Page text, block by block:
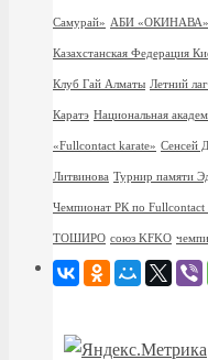
Самурай» АБИ «ОКИНАВА»
Казахстанская Федерация
Клуб Гай Алматы Летний
Каратэ Национальная
«Fullcontact karate» Сенсей
Литвинова Турнир памяти
Чемпионат РК по Fullcontact
ТОШИРО союз KFKO